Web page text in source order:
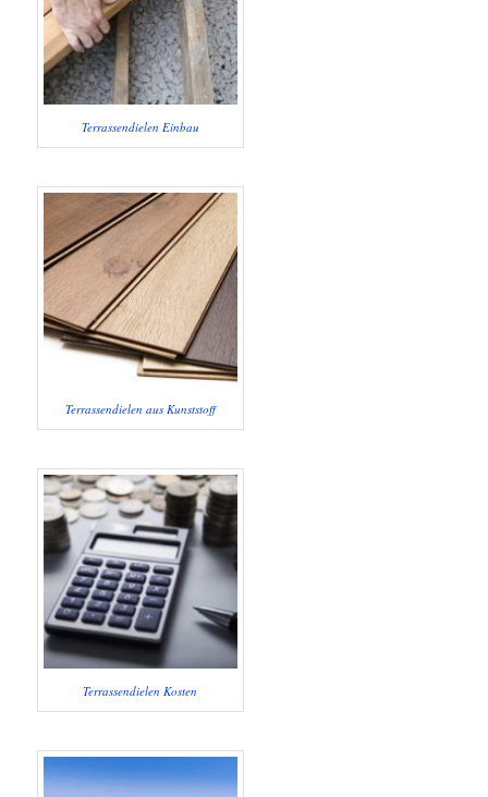
Terrassendielen Einbau
Terrassendielen aus Kunststoff
Terrassendielen Kosten